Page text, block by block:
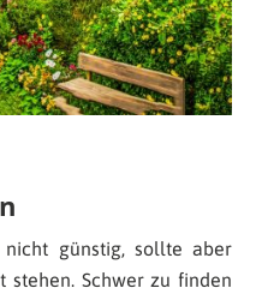
günstig, sollte aber
stehen. Schwer zu finden